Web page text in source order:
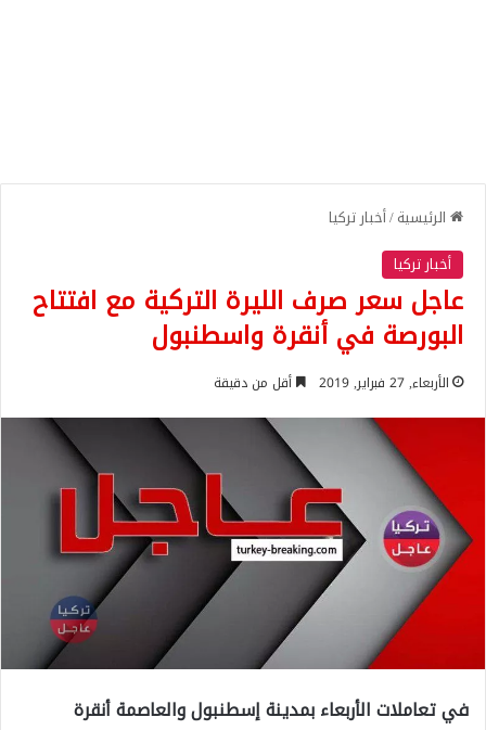
الرئيسية/أخبار تركيا
أخبار تركيا
عاجل سعر صرف الليرة التركية مع افتتاح
البورصة في أنقرة واسطنبول
الأربعاء, 27 فبراير, 2019 أقل من دقيقة
في تعاملات الأربعاء بمدينة إسطنبول والعاصمة أنقرة